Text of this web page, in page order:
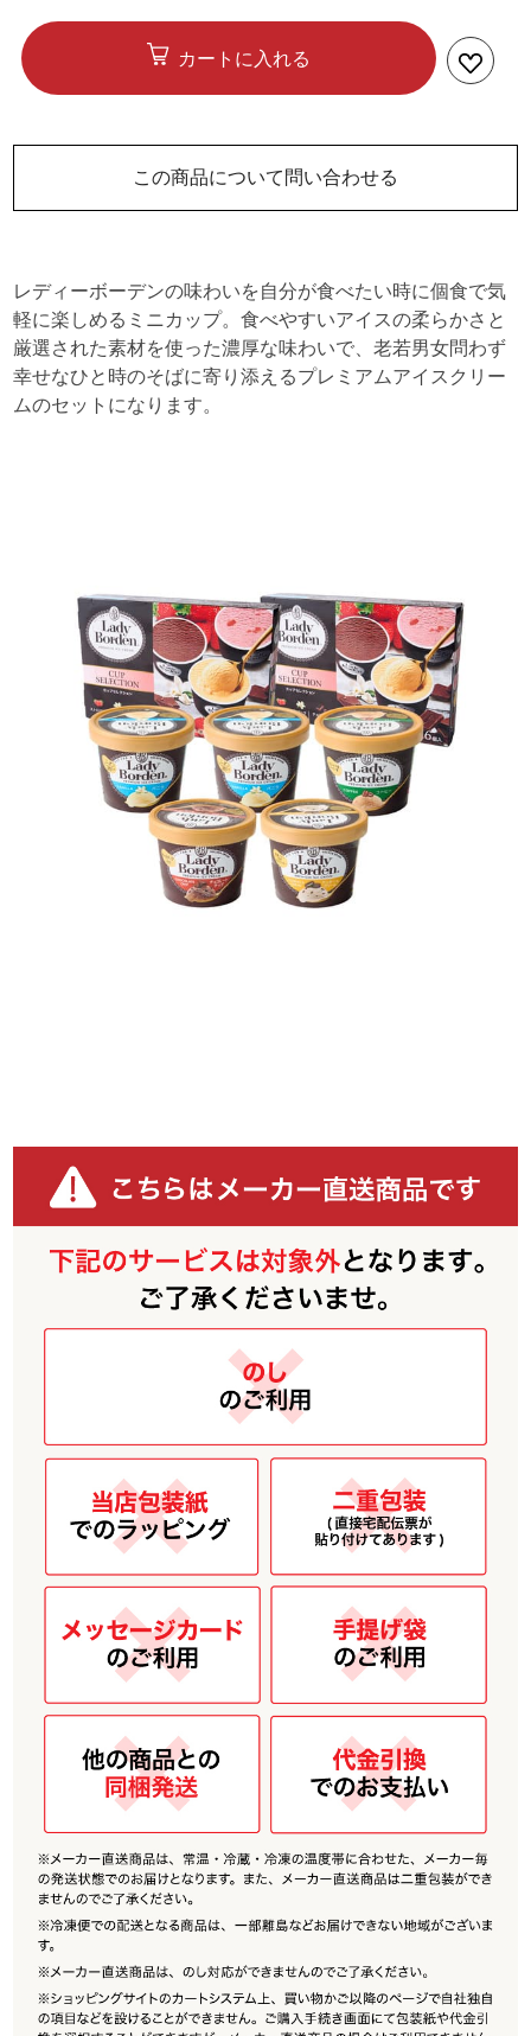
カートに入れる
この商品について問い合わせる
レディーボーデンの味わいを自分が食べたい時に個食で気
軽に楽しめるミニカップ。食べやすいアイスの柔らかさと
厳選された素材を使った濃厚な味わいで、老若男女問わず
幸せなひと時のそばに寄り添えるプレミアムアイスクリー
ムのセットになります。